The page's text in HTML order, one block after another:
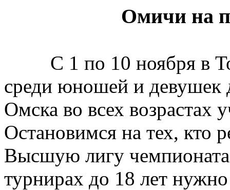
Омичи на
С 1 по 10 ноября в
среди юношей и девушек
Омска во всех возрастах
Остановимся на тех, кто
Высшую лигу чемпионата
турнирах до 18 лет